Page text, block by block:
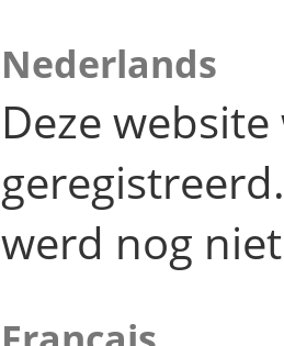
Nederlands
Deze
werd nog